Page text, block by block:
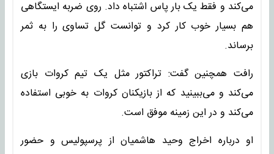
می‌کند و فقط یک بار پاس اشتباه داد. روی ضربه ایستگاهی
هم بسیار خوب کار کرد و توانست گل تساوی را به ثمر
برساند.
رافت همچنین گفت: تراکتور مثل یک‌ تیم کروات بازی
می‌کند و می‌ببینید که از بازیکنان کروات به خوبی استفاده
می‌کند و در این زمینه موفق است.
او درباره اخراج وحید هاشمیان از پرسپولیس و حضور